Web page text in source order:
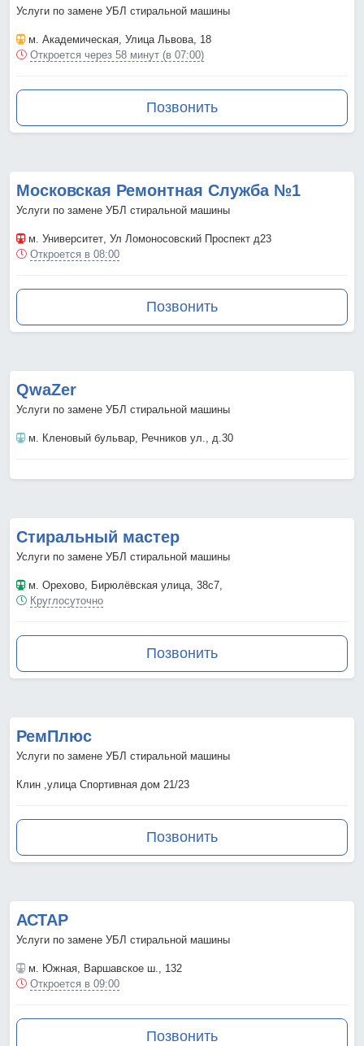
Услуги по замене УБЛ стиральной машины
м. Академическая, Улица Львова, 18
Откроется через 58 минут (в 07:00)
Позвонить
Московская Ремонтная Служба №1
Услуги по замене УБЛ стиральной машины
м. Университет, Ул Ломоносовский Проспект д23
Откроется в 08:00
Позвонить
QwaZer
Услуги по замене УБЛ стиральной машины
м. Кленовый бульвар, Речников ул., д.30
Стиральный мастер
Услуги по замене УБЛ стиральной машины
м. Орехово, Бирюлёвская улица, 38с7,
Круглосуточно
Позвонить
РемПлюс
Услуги по замене УБЛ стиральной машины
Клин ,улица Спортивная дом 21/23
Позвонить
АСТАР
Услуги по замене УБЛ стиральной машины
м. Южная, Варшавское ш., 132
Откроется в 09:00
Позвонить